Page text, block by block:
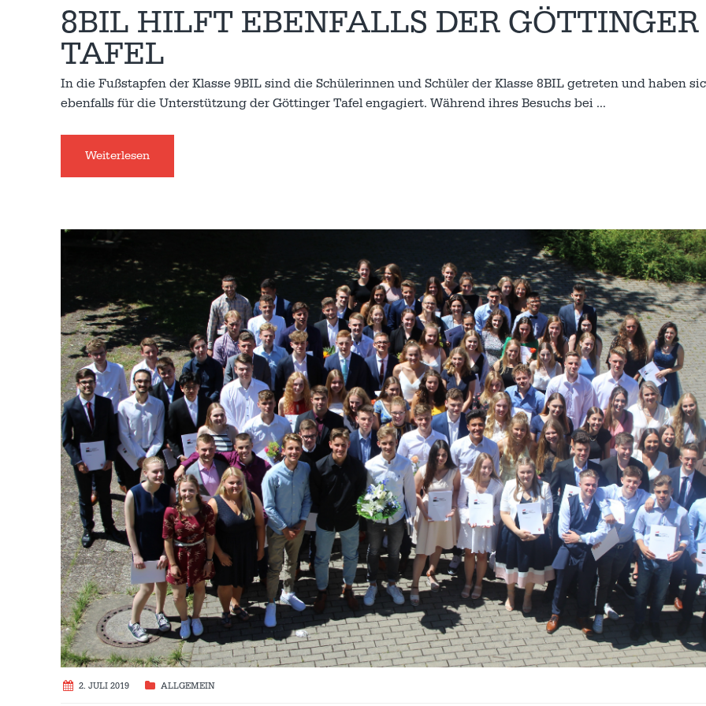
8BIL HILFT EBENFALLS DER GÖTTINGER
TAFEL
In die Fußstapfen der Klasse 9BIL sind die Schülerinnen und Schüler der Klasse 8BIL getreten und haben
ebenfalls für die Unterstützung der Göttinger Tafel engagiert. Während ihres Besuchs bei …
Weiterlesen
2. JULI 2019 ALLGEMEIN